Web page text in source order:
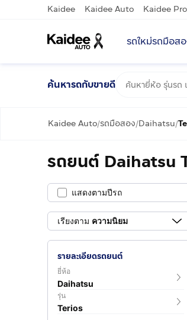
Kaidee Kaidee Auto Kaidee
รถใหม่รถมือส
ค้นหารถกับขายดี
Kaidee Auto/รถมือสอง/Daihatsu/
รถยนต์ Daihatsu
แสดงตามปีรถ
เรียงตาม ความนิยม
รายละเอียดรถยนต์
ยี่ห้อ
Daihatsu
รุ่น
Terios